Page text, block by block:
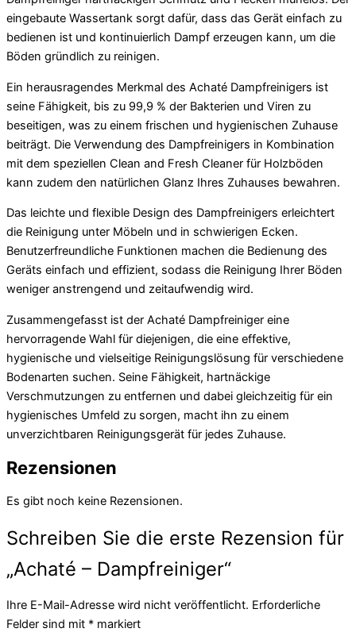
eingebaute Wassertank sorgt dafür, dass das Gerät einfach zu
bedienen ist und kontinuierlich Dampf erzeugen kann, um die
Böden gründlich zu reinigen.
Ein herausragendes Merkmal des Achaté Dampfreinigers ist
seine Fähigkeit, bis zu 99,9 % der Bakterien und Viren zu
beseitigen, was zu einem frischen und hygienischen Zuhause
beiträgt. Die Verwendung des Dampfreinigers in Kombination
mit dem speziellen Clean and Fresh Cleaner für Holzböden
kann zudem den natürlichen Glanz Ihres Zuhauses bewahren.
Das leichte und flexible Design des Dampfreinigers erleichtert
die Reinigung unter Möbeln und in schwierigen Ecken.
Benutzerfreundliche Funktionen machen die Bedienung des
Geräts einfach und effizient, sodass die Reinigung Ihrer Böden
weniger anstrengend und zeitaufwendig wird.
Zusammengefasst ist der Achaté Dampfreiniger eine
hervorragende Wahl für diejenigen, die eine effektive,
hygienische und vielseitige Reinigungslösung für verschiedene
Bodenarten suchen. Seine Fähigkeit, hartnäckige
Verschmutzungen zu entfernen und dabei gleichzeitig für ein
hygienisches Umfeld zu sorgen, macht ihn zu einem
unverzichtbaren Reinigungsgerät für jedes Zuhause.
Rezensionen
Es gibt noch keine Rezensionen.
Schreiben Sie die erste Rezension für
„Achaté – Dampfreiniger“
Ihre E-Mail-Adresse wird nicht veröffentlicht. Erforderliche
Felder sind mit * markiert